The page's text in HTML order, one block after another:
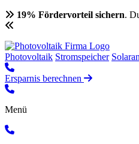
19% Fördervorteil sichern.
Photovoltaik Stromspeicher
Ersparnis berechnen
Menü